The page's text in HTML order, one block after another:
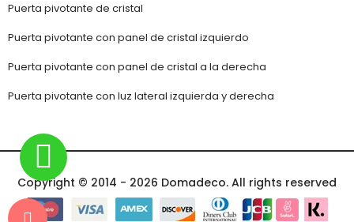
Puerta pivotante de cristal
Puerta pivotante con panel de cristal izquierdo
Puerta pivotante con panel de cristal a la derecha
Puerta pivotante con luz lateral izquierda y derecha
Copyright © 2014 - 2026 Domadeco. All rights reserved